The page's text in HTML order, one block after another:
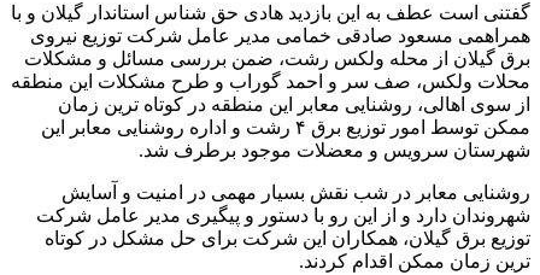
گفتنی است عطف به این بازدید هادی حق شناس استاندار گیلان و با
همراهمی مسعود صادقی خمامی مدیر عامل شرکت توزیع نیروی
برق گیلان از محله ولکس رشت، ضمن بررسی مسائل و مشکلات
محلات ولکس، صف سر و احمد گوراب و طرح مشکلات این منطقه
از سوی اهالی، روشنایی معابر این منطقه در کوتاه ترین زمان
ممکن توسط امور توزیع برق ۴ رشت و اداره روشنایی معابر این
شهرستان سرویس و معضلات موجود برطرف شد.
روشنایی معابر در شب نقش بسیار مهمی در امنیت و آسایش
شهروندان دارد و از این رو با دستور و پیگیری مدیر عامل شرکت
توزیع برق گیلان، همکاران این شرکت برای حل مشکل در کوتاه
ترین زمان ممکن اقدام کردند.